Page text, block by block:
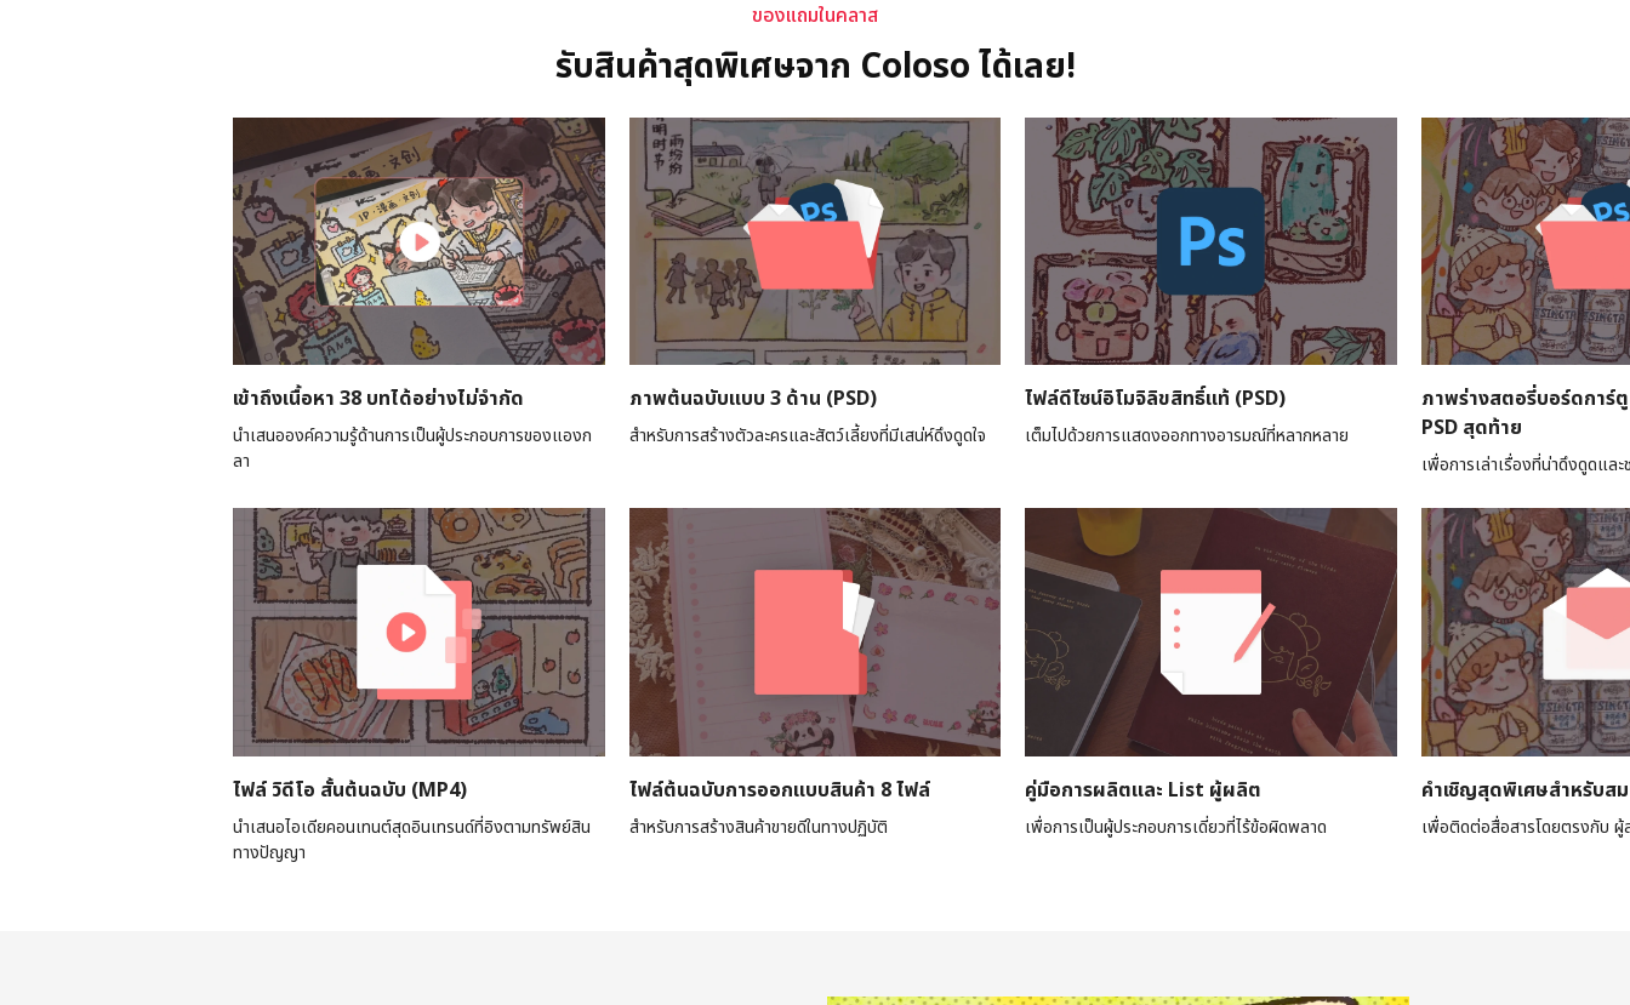
ของแถมในคลาส
รับสินค้าสุดพิเศษจาก Coloso ได้เลย!
เข้าถึงเนื้อหา 38 บทได้อย่างไม่จำกัด
นำเสนอองค์ความรู้ด้านการเป็นผู้ประกอบการของแองก
ลา
ภาพต้นฉบับแบบ 3 ด้าน (PSD)
สำหรับการสร้างตัวละครและสัตว์เลี้ยงที่มีเสน่ห์ดึงดูดใจ
ไฟล์ดีไซน์อิโมจิลิขสิทธิ์แท้ (PSD)
เต็มไปด้วยการแสดงออกทางอารมณ์ที่หลากหลาย
ภาพร่างสตอรี่บอร์ดการ์
PSD สุดท้าย
เพื่อการเล่าเรื่องที่น่าดึงดูดแล
ไฟล์ วิดีโอ สั้นต้นฉบับ (MP4)
นำเสนอไอเดียคอนเทนต์สุดอินเทรนด์ที่อิงตามทรัพย์สิน
ทางปัญญา
ไฟล์ต้นฉบับการออกแบบสินค้า 8 ไฟล์
สำหรับการสร้างสินค้าขายดีในทางปฏิบัติ
คู่มือการผลิตและ List ผู้ผลิต
เพื่อการเป็นผู้ประกอบการเดี่ยวที่ไร้ข้อผิดพลาด
คำเชิญสุดพิเศษสำหรับส
เพื่อติดต่อสื่อสารโดยตรงกับ